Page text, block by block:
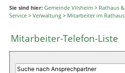
Sie sind hier: Gemeinde Vilsheim > Rathaus &
Service > Verwaltung > Mitarbeiter im Rathaus
Mitarbeiter-Telefon-Liste